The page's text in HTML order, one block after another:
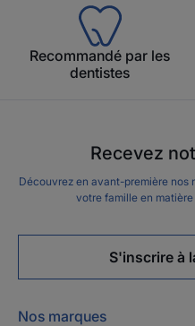
Recommandé par les
dentistes
Recevez
Découvrez en avant-première nos
votre famille en
S'inscrire à
Nos marques